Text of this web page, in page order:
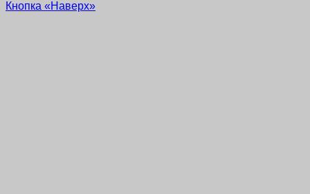
Кнопка «Наверх»